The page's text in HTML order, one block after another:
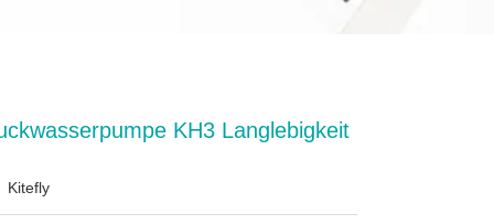
KH3 Langlebigkeit
Kitefly